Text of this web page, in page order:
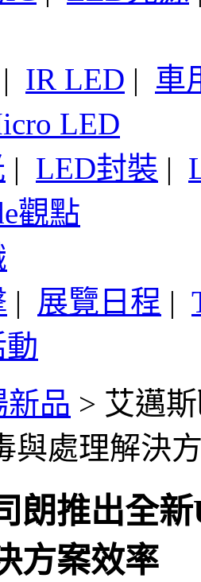
| IR LED | 車
LED
| LED封裝 |
觀點
| 展覽日程 |
新品 > 艾邁
與處理解決
朗推出全
方案效率